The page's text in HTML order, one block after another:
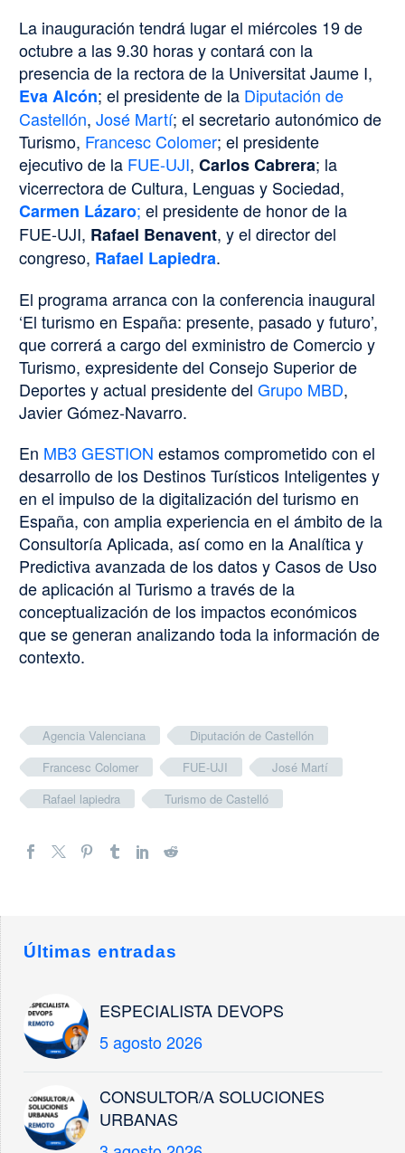
La inauguración tendrá lugar el miércoles 19 de
octubre a las 9.30 horas y contará con la
presencia de la rectora de la Universitat Jaume I,
Eva Alcón; el presidente de la Diputación de
Castellón, José Martí; el secretario autonómico de
Turismo, Francesc Colomer; el presidente
ejecutivo de la FUE-UJI, Carlos Cabrera; la
vicerrectora de Cultura, Lenguas y Sociedad,
Carmen Lázaro; el presidente de honor de la
FUE-UJI, Rafael Benavent, y el director del
congreso, Rafael Lapiedra.
El programa arranca con la conferencia inaugural
‘El turismo en España: presente, pasado y futuro’,
que correrá a cargo del exministro de Comercio y
Turismo, expresidente del Consejo Superior de
Deportes y actual presidente del Grupo MBD,
Javier Gómez-Navarro.
En MB3 GESTION estamos comprometido con el
desarrollo de los Destinos Turísticos Inteligentes y
en el impulso de la digitalización del turismo en
España, con amplia experiencia en el ámbito de la
Consultoría Aplicada, así como en la Analítica y
Predictiva avanzada de los datos y Casos de Uso
de aplicación al Turismo a través de la
conceptualización de los impactos económicos
que se generan analizando toda la información de
contexto.
Agencia Valenciana
Diputación de Castellón
Francesc Colomer
FUE-UJI
José Martí
Rafael lapiedra
Turismo de Castelló
Últimas entradas
ESPECIALISTA DEVOPS
5 agosto 2026
CONSULTOR/A SOLUCIONES
URBANAS